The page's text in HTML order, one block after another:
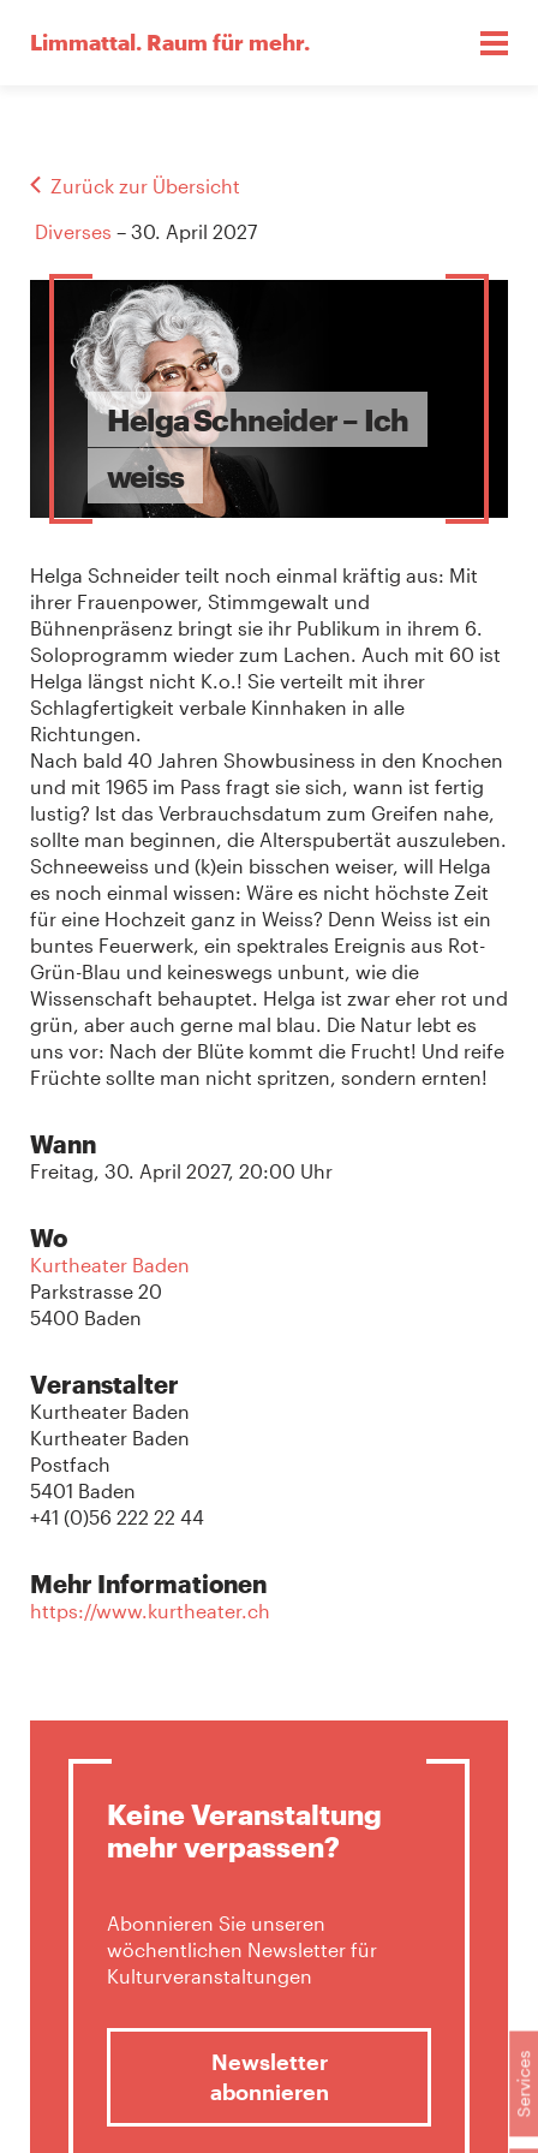
Services
Limmattal. Raum für mehr.
Zurück zur Übersicht
Diverses – 30. April 2027
Helga Schneider – Ich
weiss
Helga Schneider teilt noch einmal kräftig aus: Mit
ihrer Frauenpower, Stimmgewalt und
Bühnenpräsenz bringt sie ihr Publikum in ihrem 6.
Soloprogramm wieder zum Lachen. Auch mit 60 ist
Helga längst nicht K.o.! Sie verteilt mit ihrer
Schlagfertigkeit verbale Kinnhaken in alle
Richtungen.
Nach bald 40 Jahren Showbusiness in den Knochen
und mit 1965 im Pass fragt sie sich, wann ist fertig
lustig? Ist das Verbrauchsdatum zum Greifen nahe,
sollte man beginnen, die Alterspubertät auszuleben.
Schneeweiss und (k)ein bisschen weiser, will Helga
es noch einmal wissen: Wäre es nicht höchste Zeit
für eine Hochzeit ganz in Weiss? Denn Weiss ist ein
buntes Feuerwerk, ein spektrales Ereignis aus Rot-
Grün-Blau und keineswegs unbunt, wie die
Wissenschaft behauptet. Helga ist zwar eher rot und
grün, aber auch gerne mal blau. Die Natur lebt es
uns vor: Nach der Blüte kommt die Frucht! Und reife
Früchte sollte man nicht spritzen, sondern ernten!
Wann
Freitag, 30. April 2027, 20:00 Uhr
Wo
Kurtheater Baden
Parkstrasse 20
5400 Baden
Veranstalter
Kurtheater Baden
Kurtheater Baden
Postfach
5401 Baden
+41 (0)56 222 22 44
Mehr Informationen
https://www.kurtheater.ch
Keine Veranstaltung
mehr verpassen?
Abonnieren Sie unseren
wöchentlichen Newsletter für
Kulturveranstaltungen
Newsletter
abonnieren